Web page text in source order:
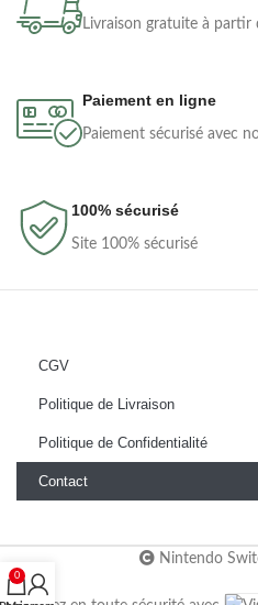
Livraison gratuite à partir
Paiement en ligne
Paiement sécurisé avec
100% sécurisé
Site 100% sécurisé
CGV
Politique de Livraison
Politique de Confidentialité
Contact
Nintendo
0